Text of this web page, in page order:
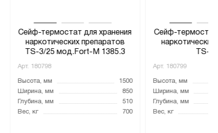
Сейф-термостат для хранения
наркотических препаратов
TS-3/25 мод.Fort-M 1385.3
Арт. 180798
Высота, мм
1500
Ширина, мм
850
Глубина, мм
510
Вес, кг
700
Сейф-термостат
TS-
Арт. 180799
Высота, мм
Ширина, мм
Глубина, мм
Вес, кг